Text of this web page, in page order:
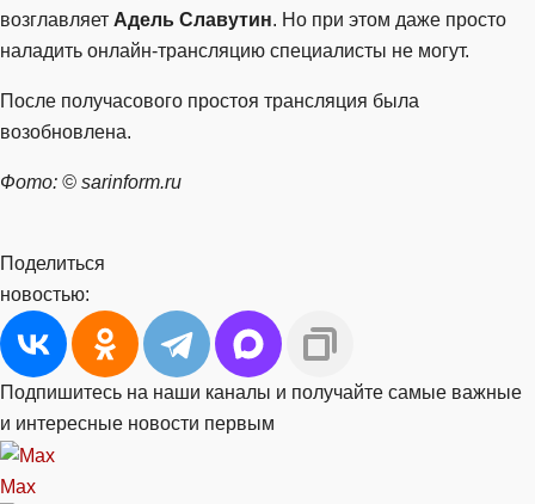
возглавляет Адель Славутин. Но при этом даже просто
наладить онлайн-трансляцию специалисты не могут.
После получасового простоя трансляция была
возобновлена.
Фото: © sarinform.ru
Поделиться
новостью:
Подпишитесь на наши каналы и получайте самые важные
и интересные новости первым
Max